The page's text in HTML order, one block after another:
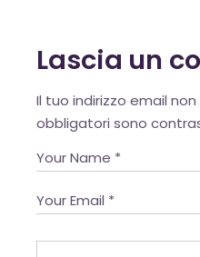
Lascia un
Il tuo indirizzo email
obbligatori sono